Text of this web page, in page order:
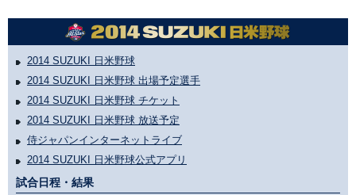
2014 SUZUKI 日米野球
2014 SUZUKI 日米野球 出場予定選手
2014 SUZUKI 日米野球 チケット
2014 SUZUKI 日米野球 放送予定
侍ジャパンインターネットライブ
2014 SUZUKI 日米野球公式アプリ
試合日程・結果